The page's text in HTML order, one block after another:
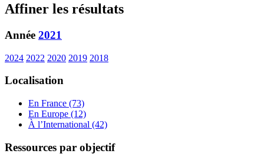
Affiner les résultats
Année 2021
2024 2022 2020 2019 2018
Localisation
En France (73)
En Europe (12)
À l’International (42)
Ressources par objectif